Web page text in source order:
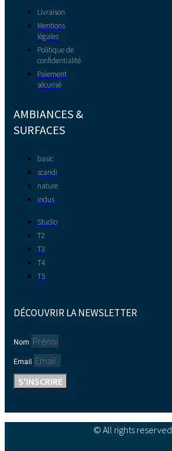
Livraison
Mentions
légales
Politique de
confidentialité
Paiement
sécurisé
AMBIANCES &
SURFACES
basic
scandi
nature
indus
Studio
T2
T3
T4
T5
DÉCOUVRIR LA NEWSLETTER
Nom
Email
S'INSCRIRE
© All rights reserved